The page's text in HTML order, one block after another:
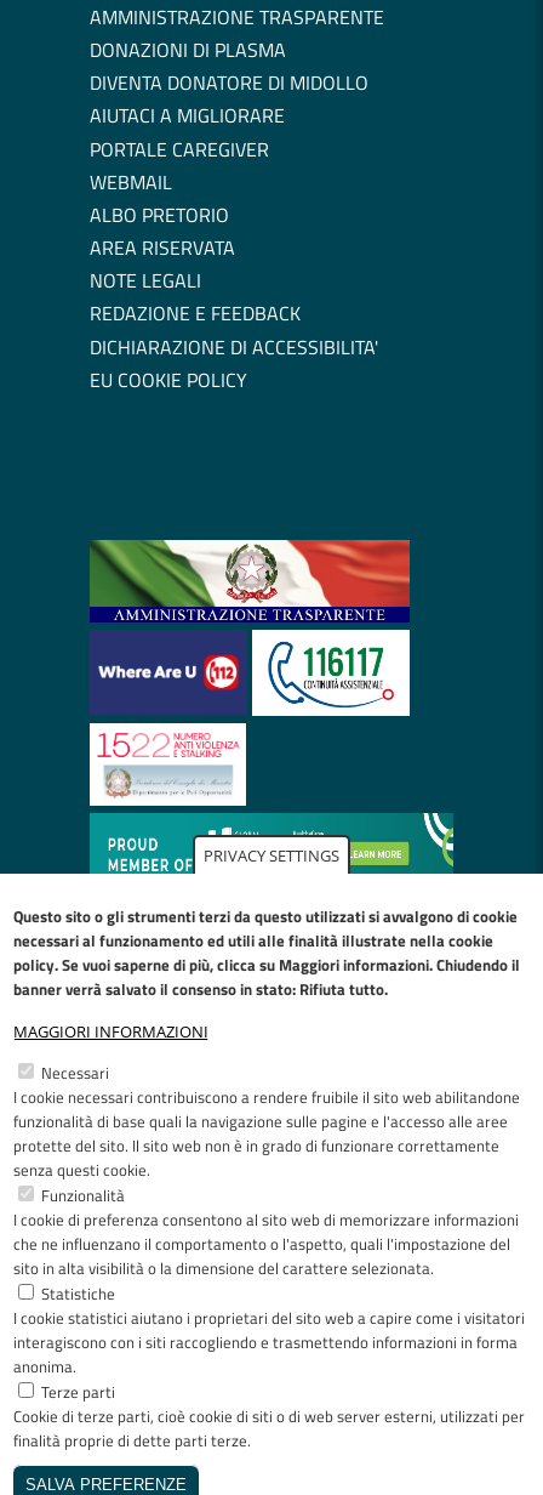
PRIVACY SETTINGS
Questo sito o gli strumenti terzi da questo utilizzati si avvalgono di cookie
necessari al funzionamento ed utili alle finalità illustrate nellacookie
policy. Se vuoi saperne di più, clicca su Maggiori informazioni. Chiudendo il
banner verrà salvato il consenso in stato: Rifiuta tutto.
MAGGIORI INFORMAZIONI
Necessari
I cookie necessari contribuiscono a rendere fruibile il sito web abilitandone
funzionalità di base quali la navigazione sulle pagine e l'accesso alle aree
protette del sito. Il sito web non è in grado di funzionare correttamente
senza questi cookie.
Funzionalità
I cookie di preferenza consentono al sito web di memorizzare informazioni
che ne influenzano il comportamento o l'aspetto, quali l'impostazione del
sito in alta visibilità o la dimensione del carattere selezionata.
Statistiche
I cookie statistici aiutano i proprietari del sito web a capire come i visitatori
interagiscono con i siti raccogliendo e trasmettendo informazioni in forma
anonima.
Terze parti
Cookie di terze parti, cioè cookie di siti o di web server esterni, utilizzati per
finalità proprie di dette parti terze.
SALVA PREFERENZE
AMMINISTRAZIONE TRASPARENTE
DONAZIONI DI PLASMA
DIVENTA DONATORE DI MIDOLLO
AIUTACI A MIGLIORARE
PORTALE CAREGIVER
WEBMAIL
ALBO PRETORIO
AREA RISERVATA
NOTE LEGALI
REDAZIONE E FEEDBACK
DICHIARAZIONE DI ACCESSIBILITA'
EU COOKIE POLICY
Restiamo in contatto
FacebookYouTubeLinkedInInstagram
Riconoscimenti
Copyright © 2005-2023 - ASST Papa
Giovanni XXIII - Piazza OMS 1 24127
Bergamo - Tutti i diritti riservati